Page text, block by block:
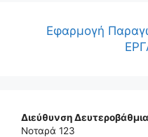
Εφαρμογή
Διεύθυνση
Νοταρά 123